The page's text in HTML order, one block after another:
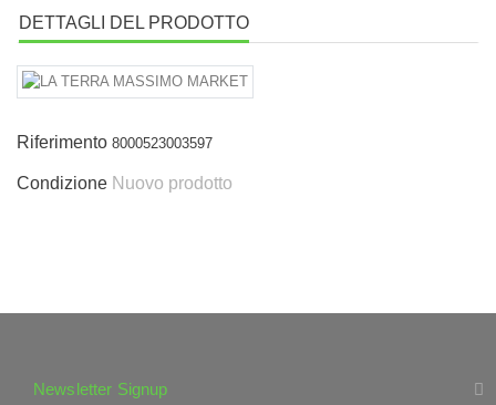
DETTAGLI DEL PRODOTTO
Riferimento 8000523003597
Condizione Nuovo prodotto
Newsletter Signup